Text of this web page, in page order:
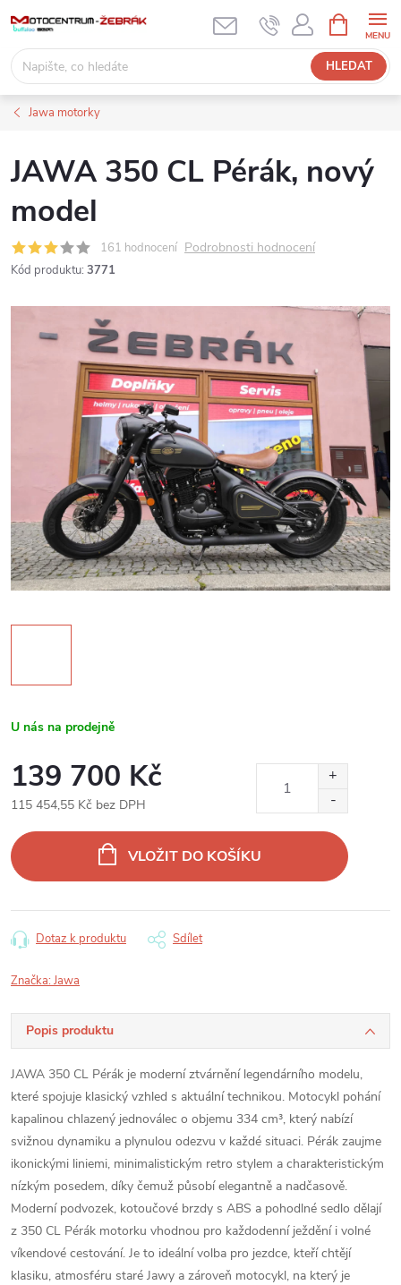
obsah
HLEDAT
NÁKUPNÍ
KOŠÍK
Jawa motorky
JAWA 350 CL Pérák, nový
model
161 hodnocení Podrobnosti hodnocení
Kód produktu: 3771
U nás na prodejně
139 700 Kč
115 454,55 Kč bez DPH
cena:
VLOŽIT DO KOŠÍKU
Dotaz k produktu Sdílet
Značka:Jawa
Popis produktu
JAWA 350 CL Pérák je moderní ztvárnění legendárního modelu,
které spojuje klasický vzhled s aktuální technikou. Motocykl pohání
kapalinou chlazený jednoválec o objemu 334 cm³, který nabízí
svižnou dynamiku a plynulou odezvu v každé situaci. Pérák zaujme
ikonickými liniemi, minimalistickým retro stylem a charakteristickým
nízkým posedem, díky čemuž působí elegantně a nadčasově.
Moderní podvozek, kotoučové brzdy s ABS a pohodlné sedlo dělají
z 350 CL Pérák motorku vhodnou pro každodenní ježdění i volné
víkendové cestování. Je to ideální volba pro jezdce, kteří chtějí
klasiku, atmosféru staré Jawy a zároveň motocykl, na který je